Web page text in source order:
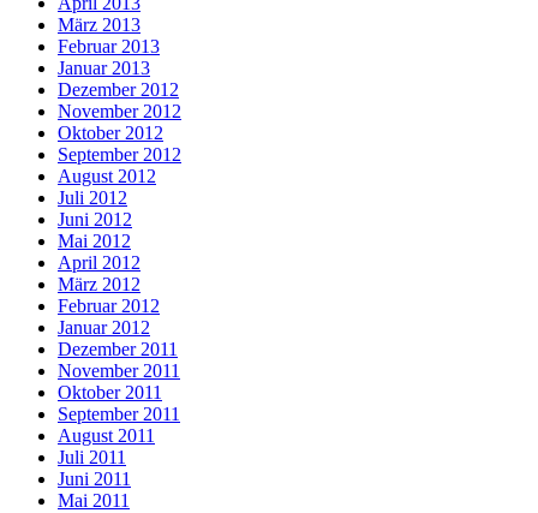
März 2013
Februar 2013
Januar 2013
Dezember 2012
November 2012
Oktober 2012
September 2012
August 2012
Juli 2012
Juni 2012
Mai 2012
April 2012
März 2012
Februar 2012
Januar 2012
Dezember 2011
November 2011
Oktober 2011
September 2011
August 2011
Juli 2011
Juni 2011
Mai 2011